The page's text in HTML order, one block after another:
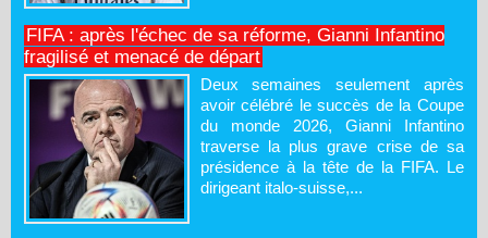
FIFA : après l'échec de sa réforme, Gianni Infantino
fragilisé et menacé de départ
Deux semaines seulement après
avoir célébré le succès de la Coupe
du monde 2026, Gianni Infantino
traverse la plus grave crise de sa
présidence à la tête de la FIFA. Le
dirigeant italo-suisse,...